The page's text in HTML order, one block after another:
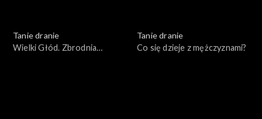
Tanie dranie
Wielki Głód. Zbrodnia
Tanie dranie
Co się dzieje z mężczyznami?